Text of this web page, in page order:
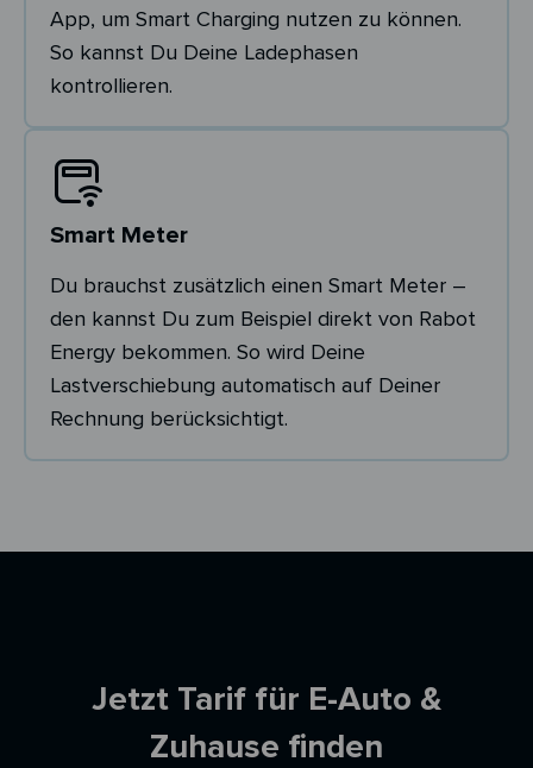
App, um Smart Charging nutzen zu können.
So kannst Du Deine Ladephasen
kontrollieren.
Smart Meter
Du brauchst zusätzlich einen Smart Meter –
den kannst Du zum Beispiel direkt von Rabot
Energy bekommen. So wird Deine
Lastverschiebung automatisch auf Deiner
Rechnung berücksichtigt.
Jetzt Tarif für E-Auto &
Zuhause finden